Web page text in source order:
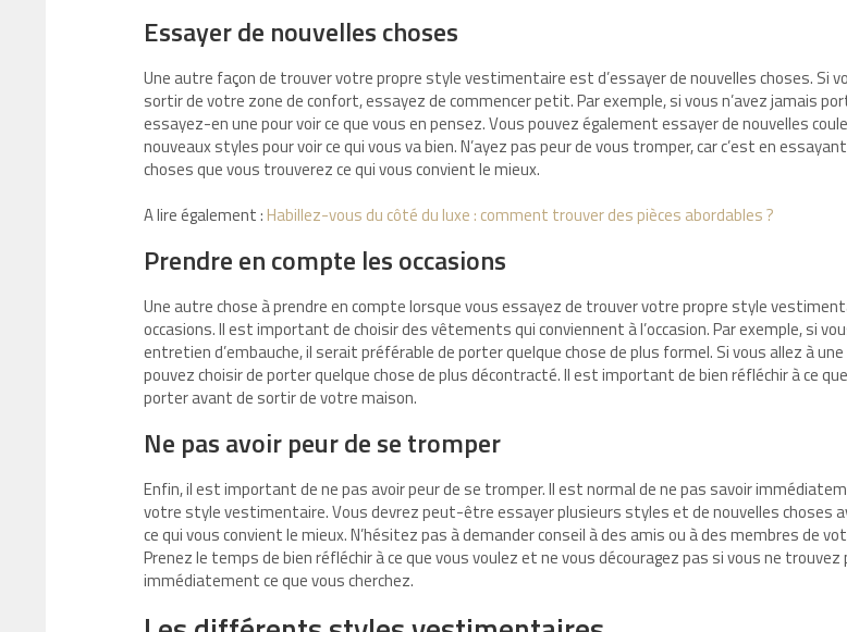
Essayer de nouvelles choses
Une autre façon de trouver votre propre style vestimentaire est d’essayer de nouvelles choses. Si
sortir de votre zone de confort, essayez de commencer petit. Par exemple, si vous n’avez jamais
essayez-en une pour voir ce que vous en pensez. Vous pouvez également essayer de nouvelles
nouveaux styles pour voir ce qui vous va bien. N’ayez pas peur de vous tromper, car c’est en
choses que vous trouverez ce qui vous convient le mieux.
A lire également : Habillez-vous du côté du luxe : comment trouver des pièces abordables ?
Prendre en compte les occasions
Une autre chose à prendre en compte lorsque vous essayez de trouver votre propre style
occasions. Il est important de choisir des vêtements qui conviennent à l’occasion. Par exemple, si
entretien d’embauche, il serait préférable de porter quelque chose de plus formel. Si vous allez à
pouvez choisir de porter quelque chose de plus décontracté. Il est important de bien réfléchir à ce
porter avant de sortir de votre maison.
Ne pas avoir peur de se tromper
Enfin, il est important de ne pas avoir peur de se tromper. Il est normal de ne pas savoir
votre style vestimentaire. Vous devrez peut-être essayer plusieurs styles et de nouvelles choses
ce qui vous convient le mieux. N’hésitez pas à demander conseil à des amis ou à des membres de
Prenez le temps de bien réfléchir à ce que vous voulez et ne vous découragez pas si vous ne trouvez
immédiatement ce que vous cherchez.